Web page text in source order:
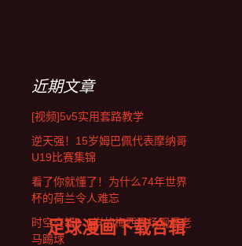
足球漫画下载合辑
近期文章
[视频]5v5实用套路教学
逆天强！15岁姆巴佩代表摩纳哥
U19比赛集锦
看了你就懂了！为什么74年世界
杯的荷兰令人难忘
时空交错！6岁的梅西现场观看老
马踢球